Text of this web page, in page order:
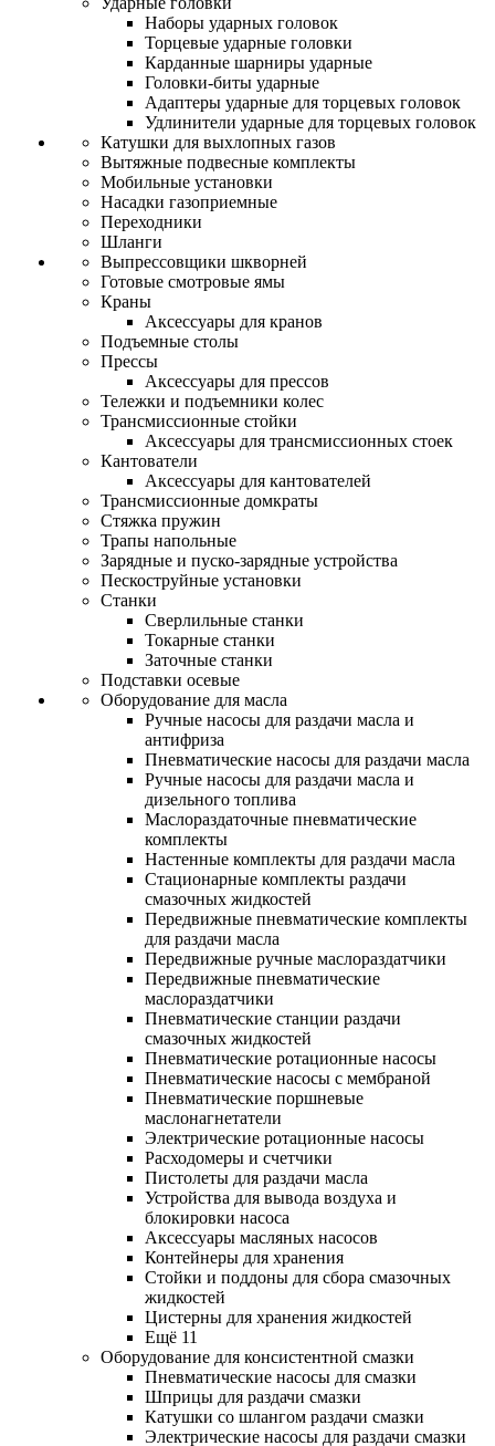
Наборы ударных головок
Торцевые ударные головки
Карданные шарниры ударные
Головки-биты ударные
Адаптеры ударные для торцевых головок
Удлинители ударные для торцевых головок
Катушки для выхлопных газов
Вытяжные подвесные комплекты
Мобильные установки
Насадки газоприемные
Переходники
Шланги
Выпрессовщики шкворней
Готовые смотровые ямы
Краны
Аксессуары для кранов
Подъемные столы
Прессы
Аксессуары для прессов
Тележки и подъемники колес
Трансмиссионные стойки
Аксессуары для трансмиссионных стоек
Кантователи
Аксессуары для кантователей
Трансмиссионные домкраты
Стяжка пружин
Трапы напольные
Зарядные и пуско-зарядные устройства
Пескоструйные установки
Станки
Сверлильные станки
Токарные станки
Заточные станки
Подставки осевые
Оборудование для масла
Ручные насосы для раздачи масла и
антифриза
Пневматические насосы для раздачи масла
Ручные насосы для раздачи масла и
дизельного топлива
Маслораздаточные пневматические
комплекты
Настенные комплекты для раздачи масла
Стационарные комплекты раздачи
смазочных жидкостей
Передвижные пневматические комплекты
для раздачи масла
Передвижные ручные маслораздатчики
Передвижные пневматические
маслораздатчики
Пневматические станции раздачи
смазочных жидкостей
Пневматические ротационные насосы
Пневматические насосы с мембраной
Пневматические поршневые
маслонагнетатели
Электрические ротационные насосы
Расходомеры и счетчики
Пистолеты для раздачи масла
Устройства для вывода воздуха и
блокировки насоса
Аксессуары масляных насосов
Контейнеры для хранения
Стойки и поддоны для сбора смазочных
жидкостей
Цистерны для хранения жидкостей
Ещё 11
Оборудование для консистентной смазки
Пневматические насосы для смазки
Шприцы для раздачи смазки
Катушки со шлангом раздачи смазки
Электрические насосы для раздачи смазки